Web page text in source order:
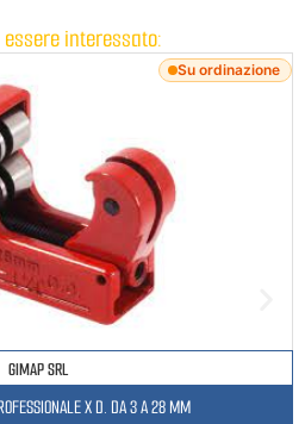
interessato:
Su ordinazione
GIMAP SRL
X D. DA 3 A 28 MM